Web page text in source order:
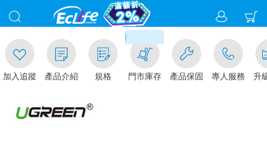
加入追蹤 產品介紹 規格
滿千元門市取貨現折1%(部分
門市庫存 產品保固 專人服務 升